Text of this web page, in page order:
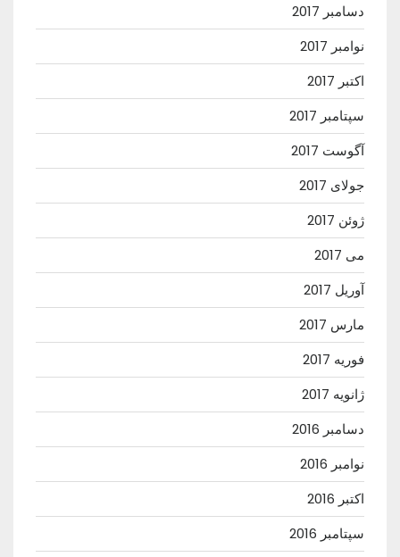
دسامبر 2017
نوامبر 2017
اکتبر 2017
سپتامبر 2017
آگوست 2017
جولای 2017
ژوئن 2017
می 2017
آوریل 2017
مارس 2017
فوریه 2017
ژانویه 2017
دسامبر 2016
نوامبر 2016
اکتبر 2016
سپتامبر 2016